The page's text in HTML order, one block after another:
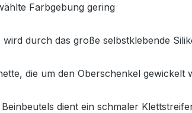
Farbgebung gering
durch das große selbstklebende
die um den Oberschenkel
dient ein schmaler